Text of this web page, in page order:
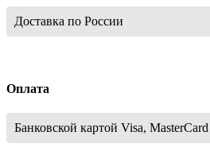
Доставка по России
Оплата
Банковской картой Visa,